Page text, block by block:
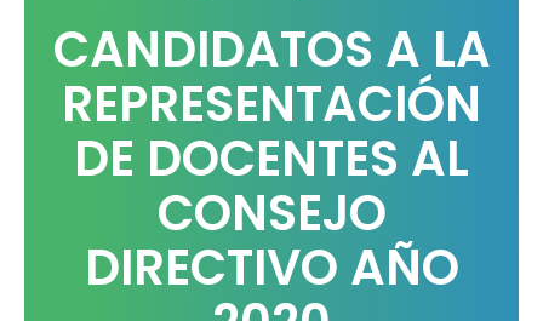
CANDIDATOS A LA
REPRESENTACIÓN
DE DOCENTES AL
CONSEJO
DIRECTIVO AÑO